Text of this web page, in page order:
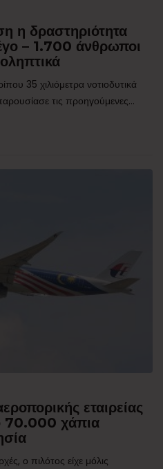
η δραστηριότητα
– 1.700 άνθρωποι
35 χιλιόμετρα νοτιοδυτικά
τις προηγούμενες...
εταιρείας
70.000 χάπια
ο πιλότος είχε μόλις